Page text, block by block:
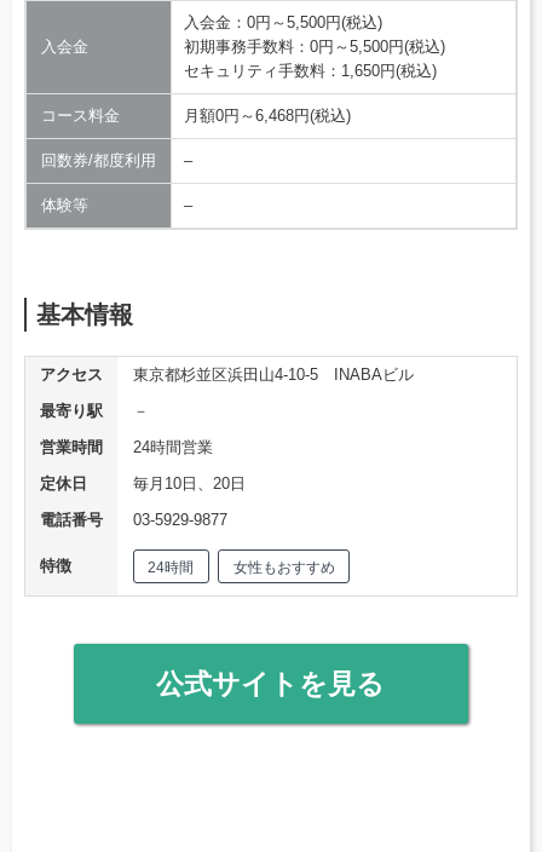
入会金
入会金：0円～5,500円(税込)
初期事務手数料：0円～5,500円(税込)
セキュリティ手数料：1,650円(税込)
コース料金 月額0円～6,468円(税込)
回数券/都度利用 –
体験等 –
基本情報
アクセス
東京都杉並区浜田山4-10-5 INABAビル
最寄り駅
－
営業時間
24時間営業
定休日
毎月10日、20日
電話番号
03-5929-9877
特徴 24時間 女性もおすすめ
公式サイトを見る